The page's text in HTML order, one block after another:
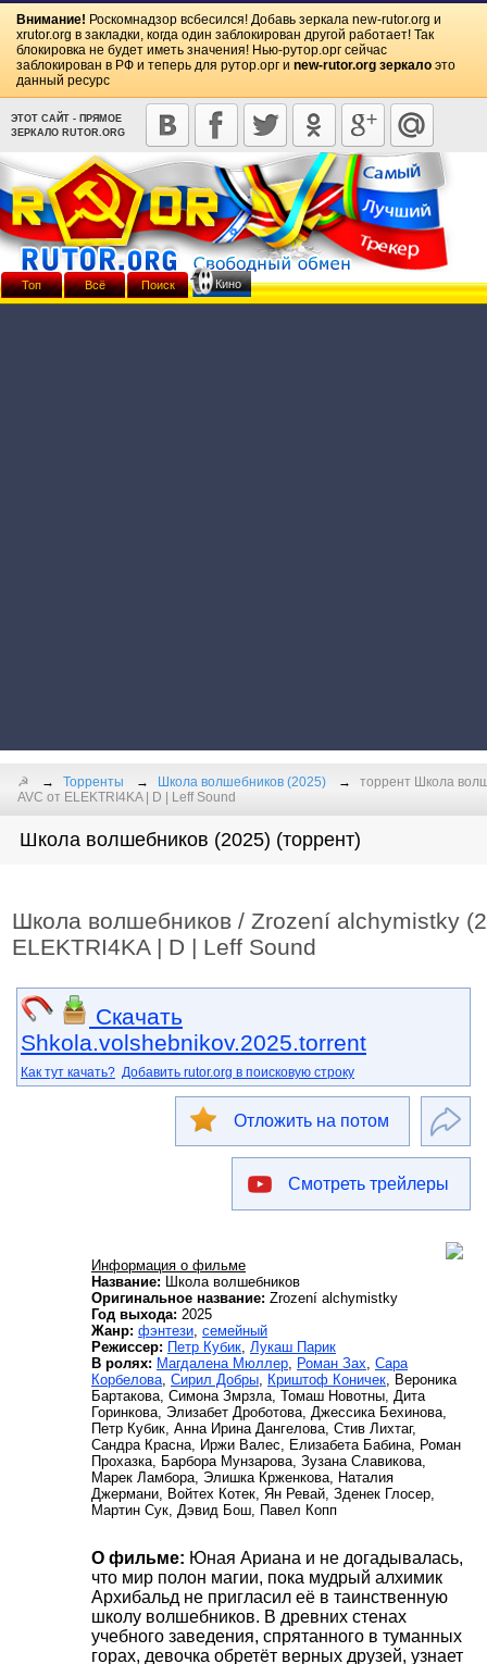
Внимание! Роскомнадзор всбесился! Добавь зеркала new-rutor.org и
xrutor.org в закладки, когда один заблокирован другой работает! Так
блокировка не будет иметь значения! Нью-рутор.орг сейчас
заблокирован в РФ и теперь для рутор.орг и new-rutor.org зеркало это
данный ресурс
ЭТОТ САЙТ - ПРЯМОЕ
ЗЕРКАЛО RUTOR.ORG
☭ Торренты Школа волшебников (2025)
торрент Школа
AVC от ELEKTRI4KA | D | Leff Sound
Школа волшебников (2025) (торрент)
Школа волшебников / Zrození alchymistky
ELEKTRI4KA | D | Leff Sound
Скачать
Shkola.volshebnikov.2025.torrent
Как тут качать? Добавить rutor.org в поисковую строку
Отложить на потом
Смотреть трейлеры
Информация о фильме
Название: Школа волшебников
Оригинальное название: Zrození alchymistky
Год выхода: 2025
Жанр: фэнтези, семейный
Режиссер: Петр Кубик, Лукаш Парик
В ролях: Магдалена Мюллер, Роман Зах, Сара
Корбелова, Сирил Добры, Криштоф Коничек, Вероника
Бартакова, Симона Змрзла, Томаш Новотны, Дита
Горинкова, Элизабет Дроботова, Джессика Бехинова,
Петр Кубик, Анна Ирина Дангелова, Стив Лихтаг,
Сандра Красна, Иржи Валес, Елизабета Бабина, Роман
Прохазка, Барбора Мунзарова, Зузана Славикова,
Марек Ламбора, Элишка Крженкова, Наталия
Джермани, Войтех Котек, Ян Ревай, Зденек Глосер,
Мартин Сук, Дэвид Бош, Павел Копп
О фильме: Юная Ариана и не догадывалась,
что мир полон магии, пока мудрый алхимик
Архибальд не пригласил её в таинственную
школу волшебников. В древних стенах
учебного заведения, спрятанного в туманных
горах, девочка обретёт верных друзей, узнает